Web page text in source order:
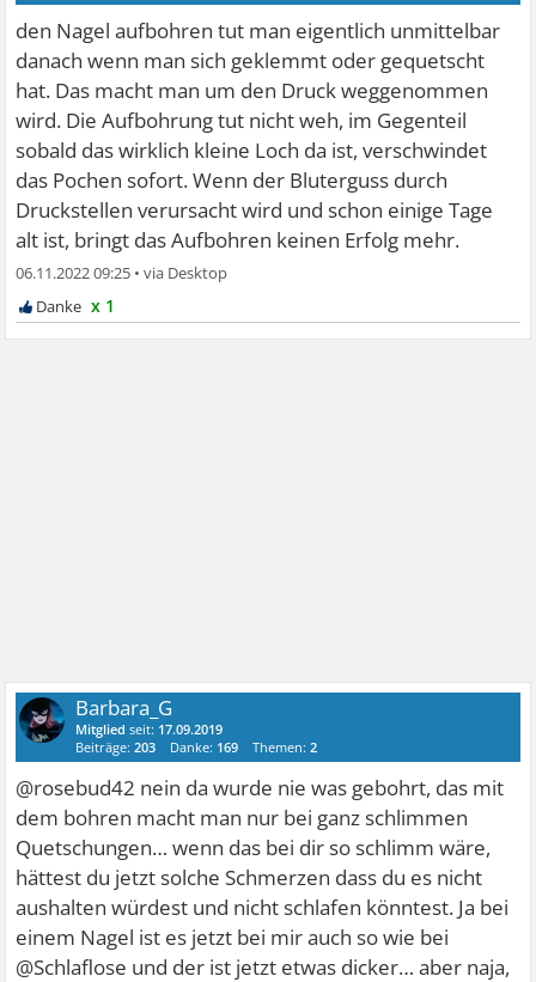
den Nagel aufbohren tut man eigentlich unmittelbar
danach wenn man sich geklemmt oder gequetscht
hat. Das macht man um den Druck weggenommen
wird. Die Aufbohrung tut nicht weh, im Gegenteil
sobald das wirklich kleine Loch da ist, verschwindet
das Pochen sofort. Wenn der Bluterguss durch
Druckstellen verursacht wird und schon einige Tage
alt ist, bringt das Aufbohren keinen Erfolg mehr.
06.11.2022 09:25 •
x 1
Barbara_G
Mitglied seit: 17.09.2019
Beiträge:203 Danke: 169 Themen:2
@rosebud42 nein da wurde nie was gebohrt, das mit
dem bohren macht man nur bei ganz schlimmen
Quetschungen… wenn das bei dir so schlimm wäre,
hättest du jetzt solche Schmerzen dass du es nicht
aushalten würdest und nicht schlafen könntest. Ja bei
einem Nagel ist es jetzt bei mir auch so wie bei
@Schlaflose und der ist jetzt etwas dicker… aber naja,